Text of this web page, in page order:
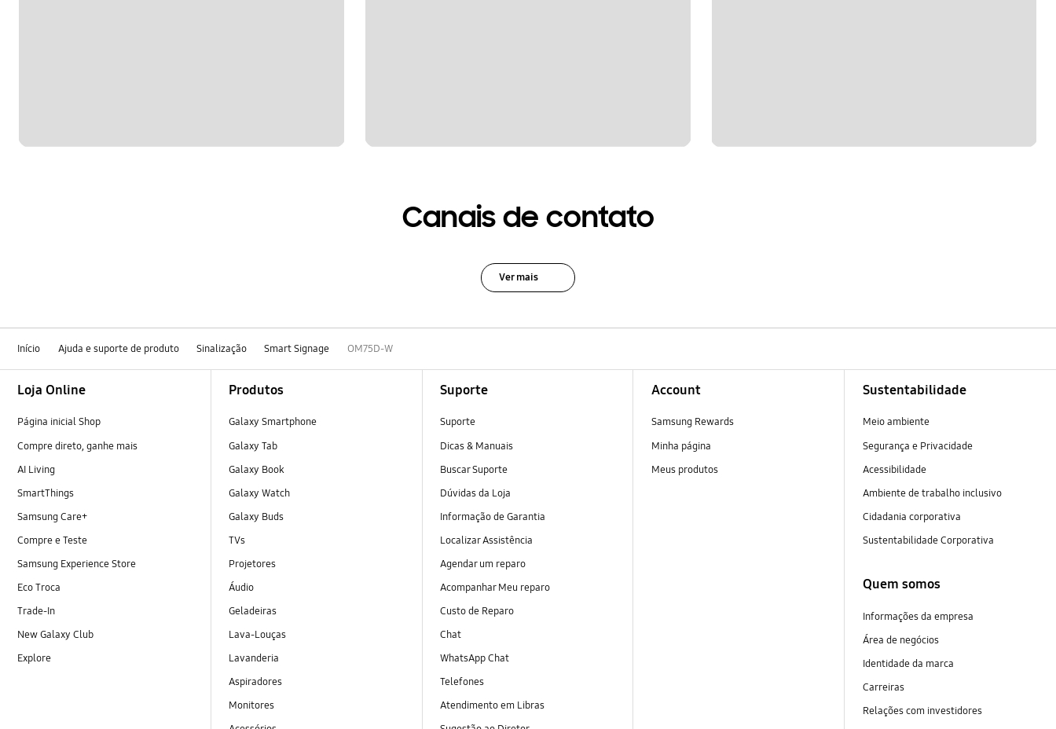
Canais de contato
Ver mais
Início Ajuda e suporte de produto Sinalização Smart Signage OM75D-W
Loja Online
Página inicial Shop
Compre direto, ganhe mais
AI Living
SmartThings
Samsung Care+
Compre e Teste
Samsung Experience Store
Eco Troca
Trade-In
New Galaxy Club
Explore
Produtos
Galaxy Smartphone
Galaxy Tab
Galaxy Book
Galaxy Watch
Galaxy Buds
TVs
Projetores
Áudio
Geladeiras
Lava-Louças
Lavanderia
Aspiradores
Monitores
Suporte
Suporte
Dicas & Manuais
Buscar Suporte
Dúvidas da Loja
Informação de Garantia
Localizar Assistência
Agendar um reparo
Acompanhar Meu reparo
Custo de Reparo
Chat
WhatsApp Chat
Telefones
Atendimento em Libras
Account
Samsung Rewards
Minha página
Meus produtos
Sustentabilidade
Meio ambiente
Segurança e Privacidade
Acessibilidade
Ambiente de trabalho inclusivo
Cidadania corporativa
Sustentabilidade Corporativa
Quem somos
Informações da empresa
Área de negócios
Identidade da marca
Carreiras
Relações com investidores